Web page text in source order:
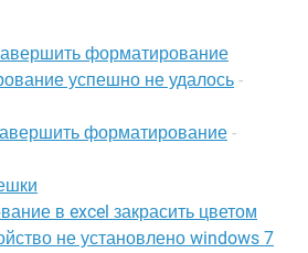
форматирование
успешно не удалось -
форматирование -
в excel закрасить цветом
не установлено windows 7